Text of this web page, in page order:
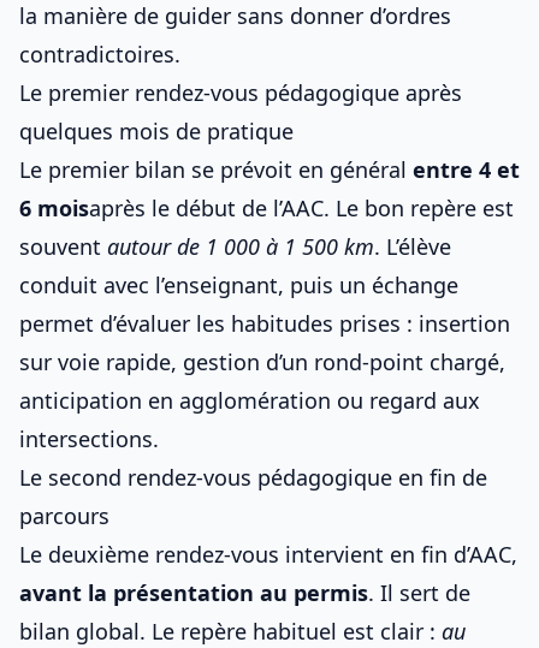
la manière de guider sans donner d’ordres
contradictoires.
Le premier rendez-vous pédagogique après
quelques mois de pratique
Le premier bilan se prévoit en général entre 4 et
6 moisaprès le début de l’AAC. Le bon repère est
souvent autour de 1 000 à 1 500 km. L’élève
conduit avec l’enseignant, puis un échange
permet d’évaluer les habitudes prises : insertion
sur voie rapide, gestion d’un rond-point chargé,
anticipation en agglomération ou regard aux
intersections.
Le second rendez-vous pédagogique en fin de
parcours
Le deuxième rendez-vous intervient en fin d’AAC,
avant la présentation au permis. Il sert de
bilan global. Le repère habituel est clair : au